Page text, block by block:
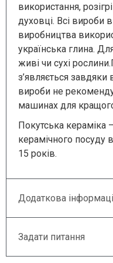
використання,
духовці. Всі вироби
виробництва
українська глина.
живі чи сухі
з’являється
вироби не
машинах для
Покутська кераміка
керамічного посуду
15 років.
Додаткова
Задати питання